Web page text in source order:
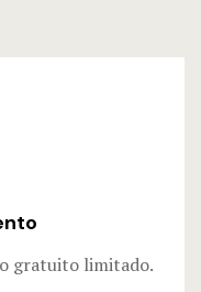
gratuito limitado.